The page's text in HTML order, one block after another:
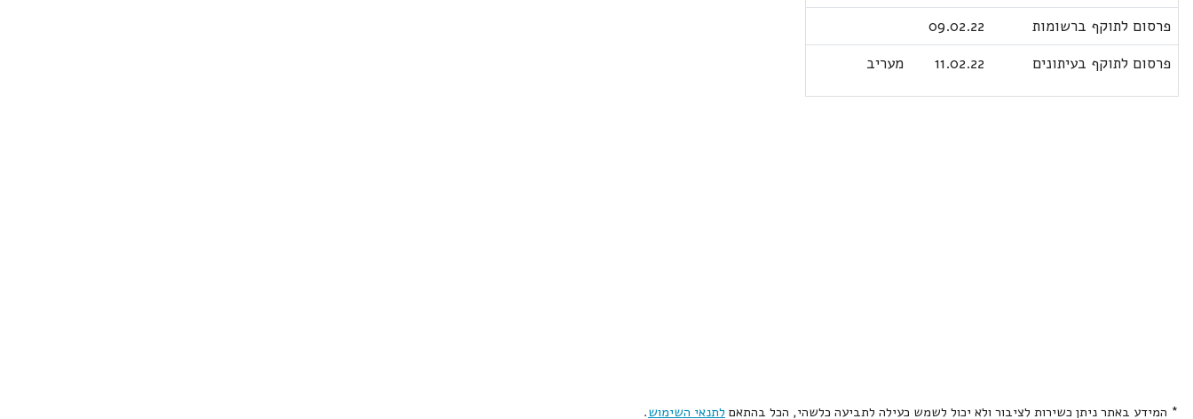
פרסום לתוקף ברשומות
09.02.22
פרסום לתוקף בעיתונים
11.02.22 מעריב
* המידע באתר ניתן כשירות לציבור ולא יכול לשמש כעילה לתביעה כלשהי, הכל בהתאם לתנאי השימוש.